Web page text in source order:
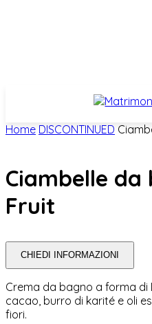
Home DISCONTINUED
Ciambelle da
Fruit
CHIEDI INFORMAZIONI
Crema da bagno a forma di
cacao, burro di karité e oli
fiori.